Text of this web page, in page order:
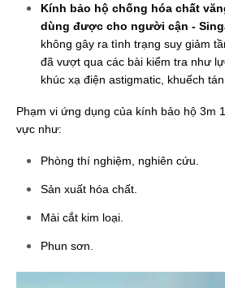
Kính bảo hộ chống hóa chất
dùng được cho người cận -
không gây ra tình trạng suy giảm
đã vượt qua các bài kiểm tra như
khúc xạ điện astigmatic, khuếch tán
Phạm vi ứng dụng của kính bảo hộ 3m
vực như:
Phòng thí nghiệm, nghiên cứu.
Sản xuất hóa chất.
Mài cắt kim loại.
Phun sơn.